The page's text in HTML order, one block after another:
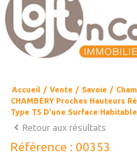
Accueil Vente Savoie
CHAMBERY Proches Hauteurs
Type T5 D'une Surface
Retour aux résultats
Référence : 00353